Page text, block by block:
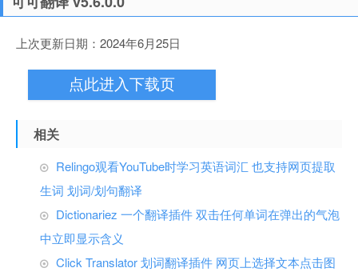
上次更新日期：2024年6月25日
点此进入下载页
相关
Relingo观看YouTube时学习英语词汇 也支持网页提取
生词 划词/划句翻译
Dictionariez 一个翻译插件 双击任何单词在弹出的气泡
中立即显示含义
Click Translator 划词翻译插件 网页上选择文本点击图